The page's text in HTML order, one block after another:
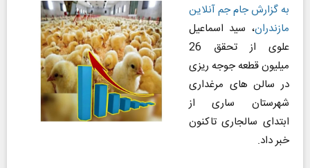
به گزارش جام جم آنلاین
مازندران، سید اسماعیل
علوی از تحقق 26
میلیون قطعه جوجه ریزی
در سالن های مرغداری
شهرستان ساری از
ابتدای سالجاری تاکنون
خبر داد.